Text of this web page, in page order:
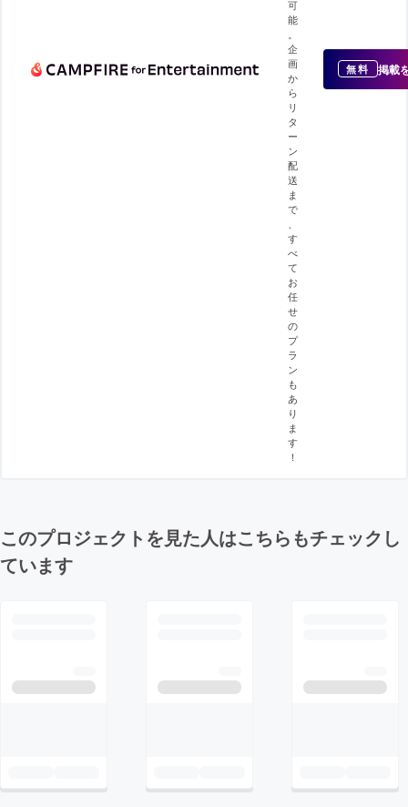
可
能
企
画
か
ら
リ
タ
ー
ン
配
送
ま
で
す
べ
て
お
任
せ
の
プ
ラ
ン
も
あ
り
ま
す
！
無料 掲載
このプロジェクトを見た人はこちらもチェックし
ています